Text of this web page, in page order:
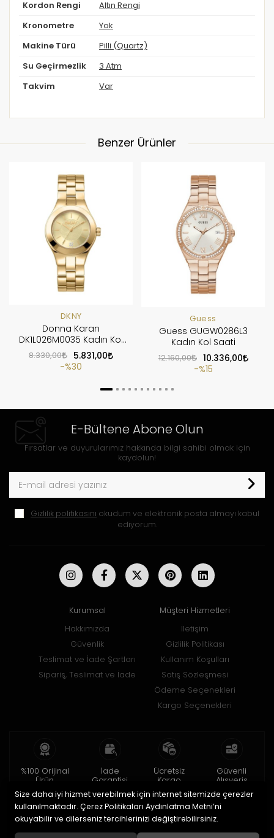
Kordon Rengi Altın Rengi
Kronometre Yok
Makine Türü Pilli (Quartz)
Su Geçirmezlik 3 Atm
Takvim Var
Benzer Ürünler
DKNY
Donna Karan
DK1L026M0035 Kadın Kol
Saati
8.330,00
5.831,00
%30
Guess
Guess GUGW0286L3
Kadın Kol Saati
12.160,00
10.336,00
%15
E-Bültene Abone Olun
Fırsatlar ve duyurularımız hakkında bilgi sahibi olmak için
kaydolun!
Gizlilik politikasını okudum ve elektronik posta almayı kabul
ediyorum.
Kurumsal
Hakkımızda
Güvenlik
Teslimat ve İade Şartları
Sipariş, Teslimat ve İade
Müşteri Hizmetleri
İletişim
Gizlilik Politikası
Kullanım Koşulları
Satış Sözleşmesi
Ödeme Seçenekleri
Kargo Seçenekleri
%100 Orijinal
Ürün
2 yıl garanti
İade
Garantisi
15 gün içinde
iade
Ücretsiz
Kargo
150 TL ve üzeri
Güvenli
Alışveriş
256bit SSL ile
Size daha iyi hizmet verebilmek için internet sitemizde çerezler
kullanılmaktadır. Çerez Politikaları Aydınlatma Metni’ni
okuyabilir ve dilerseniz tercihlerinizi değiştirebilirsiniz.